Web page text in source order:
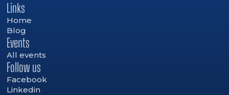
Links
Home
Blog
Events
All events
Follow us
Facebook
Linkedin